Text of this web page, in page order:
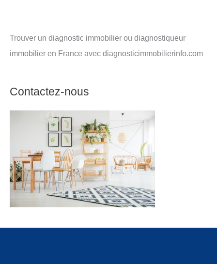
Trouver un diagnostic immobilier ou diagnostiqueur
immobilier en France avec diagnosticimmobilierinfo.com
Contactez-nous